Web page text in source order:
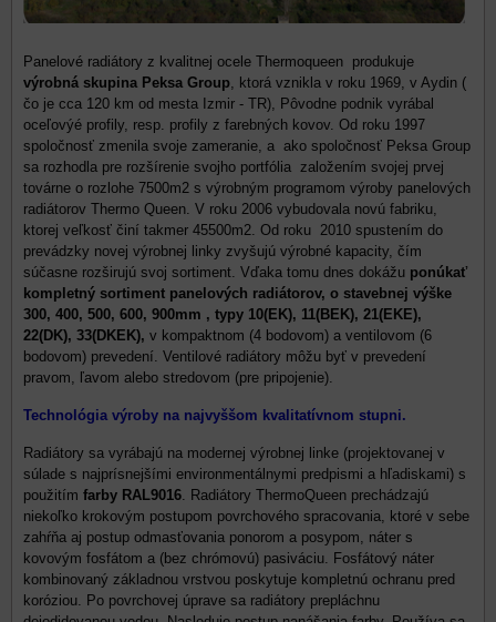
Panelové radiátory z kvalitnej ocele Thermoqueen produkuje
výrobná skupina Peksa Group, ktorá vznikla v roku 1969, v Aydin (
čo je cca 120 km od mesta Izmir - TR), Pôvodne podnik vyrábal
oceľovýé profily, resp. profily z farebných kovov. Od roku 1997
spoločnosť zmenila svoje zameranie, a ako spoločnosť Peksa Group
sa rozhodla pre rozšírenie svojho portfólia založením svojej prvej
továrne o rozlohe 7500m2 s výrobným programom výroby panelových
radiátorov Thermo Queen. V roku 2006 vybudovala novú fabriku,
ktorej veľkosť činí takmer 45500m2. Od roku 2010 spustením do
prevádzky novej výrobnej linky zvyšujú výrobné kapacity, čím
súčasne rozširujú svoj sortiment. Vďaka tomu dnes dokážu ponúkať
kompletný sortiment panelových radiátorov, o stavebnej výške
300, 400, 500, 600, 900mm , typy 10(EK), 11(BEK), 21(EKE),
22(DK), 33(DKEK), v kompaktnom (4 bodovom) a ventilovom (6
bodovom) prevedení. Ventilové radiátory môžu byť v prevedení
pravom, ľavom alebo stredovom (pre pripojenie).
Technológia výroby na najvyššom kvalitatívnom stupni.
Radiátory sa vyrábajú na modernej výrobnej linke (projektovanej v
súlade s najprísnejšími environmentálnymi predpismi a hľadiskami) s
použitím farby RAL9016. Radiátory ThermoQueen prechádzajú
niekoľko krokovým postupom povrchového spracovania, ktoré v sebe
zahŕňa aj postup odmasťovania ponorom a posypom, náter s
kovovým fosfátom a (bez chrómovú) pasiváciu. Fosfátový náter
kombinovaný základnou vrstvou poskytuje kompletnú ochranu pred
koróziou. Po povrchovej úprave sa radiátory prepláchnu